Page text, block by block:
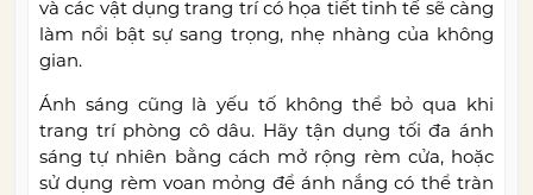
và các vật dụng trang trí có họa tiết tinh tế sẽ càng
làm nổi bật sự sang trọng, nhẹ nhàng của không
gian.
Ánh sáng cũng là yếu tố không thể bỏ qua khi
trang trí phòng cô dâu. Hãy tận dụng tối đa ánh
sáng tự nhiên bằng cách mở rộng rèm cửa, hoặc
sử dụng rèm voan mỏng để ánh nắng có thể tràn